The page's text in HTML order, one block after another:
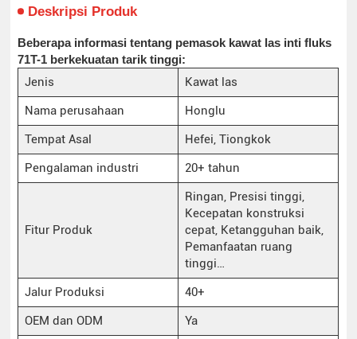
Deskripsi Produk
Beberapa informasi tentang pemasok kawat las inti fluks
71T-1 berkekuatan tarik tinggi:
Jenis
Kawat las
Nama perusahaan
Honglu
Tempat Asal
Hefei, Tiongkok
Pengalaman industri
20+ tahun
Fitur Produk
Ringan, Presisi tinggi,
Kecepatan konstruksi
cepat, Ketangguhan baik,
Pemanfaatan ruang
tinggi…
Jalur Produksi
40+
OEM dan ODM
Ya